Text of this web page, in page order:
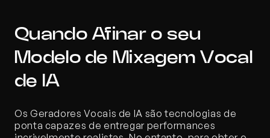
Quando Afinar o seu
Modelo de Mixagem Vocal
de IA
Os Geradores Vocais de IA são tecnologias de
ponta capazes de entregar performances